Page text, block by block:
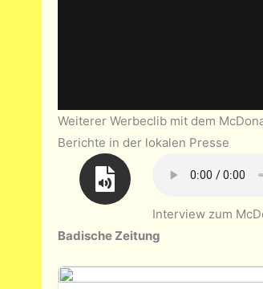
Weiterer Werbeclib mit dem
Berichte in der lokalen Presse
Interview zum
Badische Zeitung